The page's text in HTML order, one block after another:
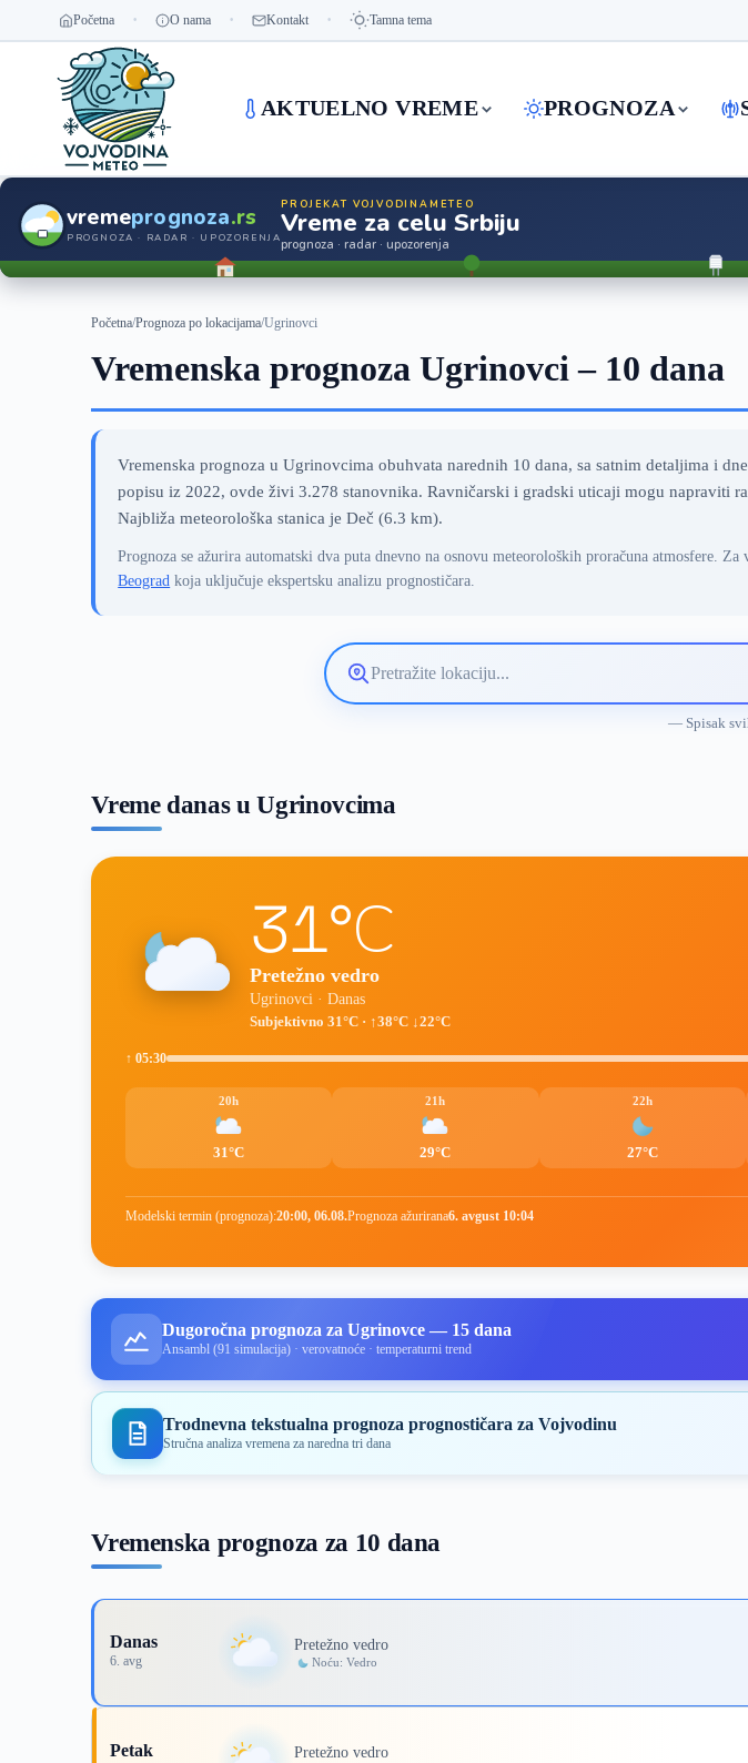
Početna O nama Kontakt Tamna tema
AKTUELNO VREME PROGNOZA
vremeprognoza.rs
PROGNOZA · RADAR · UPOZORENJA
PROJEKAT VOJVODINAMETEO
Vreme za celu Srbiju
prognoza · radar · upozorenja
Početna/Prognoza po lokacijama/Ugrinovci
Vremenska prognoza Ugrinovci – 10 dana
Vremenska prognoza u Ugrinovcima obuhvata narednih 10 dana, sa satnim detaljima i
popisu iz 2022, ovde živi 3.278 stanovnika. Ravničarski i gradski uticaji mogu napraviti
Najbliža meteorološka stanica je Deč (6.3 km).
Prognoza se ažurira automatski dva puta dnevno na osnovu meteoroloških proračuna atmosfere.
Beograd koja uključuje ekspertsku analizu prognostičara.
Pretražite
lokaciju
— Spisak
Vreme danas u Ugrinovcima
31°C
Pretežno vedro
Ugrinovci · Danas
Subjektivno 31°C · ↑38°C ↓22°C
↑ 05:30
20h
31°C
21h
29°C
22h
27°C
Modelski termin (prognoza):20:00, 06.08.Prognoza ažurirana6. avgust 10:04
Dugoročna prognoza za Ugrinovce — 15 dana
Ansambl (91 simulacija) · verovatnoće · temperaturni trend
Trodnevna tekstualna prognoza prognostičara za Vojvodinu
Stručna analiza vremena za naredna tri dana
Vremenska prognoza za 10 dana
Danas
6. avg
Pretežno vedro
Noću: Vedro
Petak Pretežno vedro